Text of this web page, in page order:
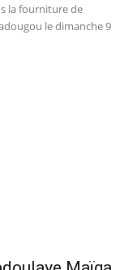
la fourniture de
le dimanche 9